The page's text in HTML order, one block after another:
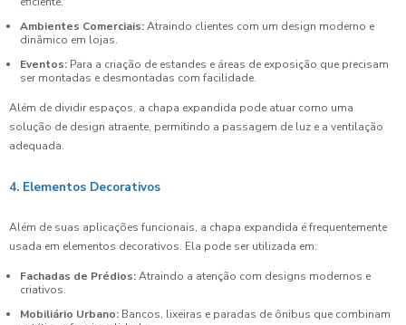
Ambientes Comerciais:Atraindo clientes com um design moderno e
dinâmico em lojas.
Eventos: Para a criação de estandes e áreas de exposição que precisam
ser montadas e desmontadas com facilidade.
Além de dividir espaços, a chapa expandida pode atuar como uma
solução de design atraente, permitindo a passagem de luz e a ventilação
adequada.
4. Elementos Decorativos
Além de suas aplicações funcionais, a chapa expandida é frequentemente
usada em elementos decorativos. Ela pode ser utilizada em:
Fachadas de Prédios:Atraindo a atenção com designs modernos e
criativos.
Mobiliário Urbano: Bancos, lixeiras e paradas de ônibus que combinam